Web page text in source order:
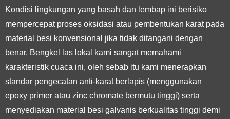
Kondisi lingkungan yang basah dan lembap ini berisiko
mempercepat proses oksidasi atau pembentukan karat pada
material besi konvensional jika tidak ditangani dengan
benar. Bengkel las lokal kami sangat memahami
karakteristik cuaca ini, oleh sebab itu kami menerapkan
standar pengecatan anti-karat berlapis (menggunakan
epoxy primer atau zinc chromate bermutu tinggi) serta
menyediakan material besi galvanis berkualitas tinggi demi